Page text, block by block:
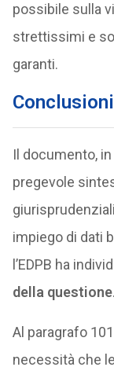
possibile sulla
strettissimi e
garanti.
Conclusioni
Il documento,
pregevole
impiego di dati
l’EDPB ha
della questione.
Al paragrafo
necessità che